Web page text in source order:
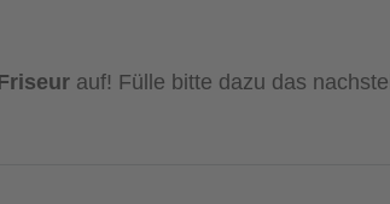
auf! Fülle bitte dazu das